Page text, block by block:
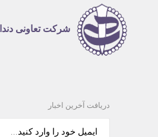
شرکت تعاونی
دریافت آخرین اخبار